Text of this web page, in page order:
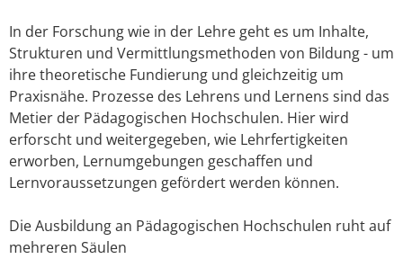
In der Forschung wie in der Lehre geht es um Inhalte,
Strukturen und Vermittlungsmethoden von Bildung - um
ihre theoretische Fundierung und gleichzeitig um
Praxisnähe. Prozesse des Lehrens und Lernens sind das
Metier der Pädagogischen Hochschulen. Hier wird
erforscht und weitergegeben, wie Lehrfertigkeiten
erworben, Lernumgebungen geschaffen und
Lernvoraussetzungen gefördert werden können.
Die Ausbildung an Pädagogischen Hochschulen ruht auf
mehreren Säulen